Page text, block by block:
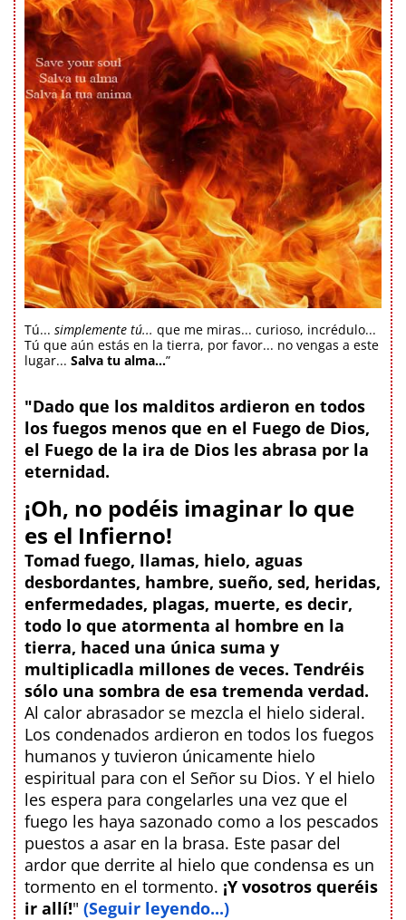
Tú... simplemente tú... que me miras... curioso, incrédulo...
Tú que aún estás en la tierra, por favor... no vengas a este
lugar... Salva tu alma...”
"Dado que los malditos ardieron en todos
los fuegos menos que en el Fuego de Dios,
el Fuego de la ira de Dios les abrasa por la
eternidad.
¡Oh, no podéis imaginar lo que
es el Infierno!
Tomad fuego, llamas, hielo, aguas
desbordantes, hambre, sueño, sed, heridas,
enfermedades, plagas, muerte, es decir,
todo lo que atormenta al hombre en la
tierra, haced una única suma y
multiplicadla millones de veces. Tendréis
sólo una sombra de esa tremenda verdad.
Al calor abrasador se mezcla el hielo sideral.
Los condenados ardieron en todos los fuegos
humanos y tuvieron únicamente hielo
espiritual para con el Señor su Dios. Y el hielo
les espera para congelarles una vez que el
fuego les haya sazonado como a los pescados
puestos a asar en la brasa. Este pasar del
ardor que derrite al hielo que condensa es un
tormento en el tormento. ¡Y vosotros queréis
ir allí!" (Seguir leyendo...)